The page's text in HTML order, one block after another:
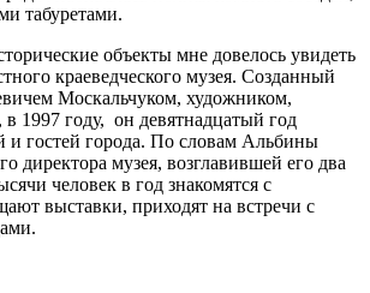
табуретами.
объекты мне довелось увидеть
краеведческого музея. Созданный
Москальчуком, художником,
1997 году, он девятнадцатый год
и гостей города. По словам Альбины
директора музея, возглавившей его два
человек в год знакомятся с
выставки, приходят на встречи с